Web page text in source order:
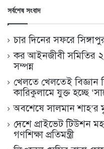
সর্বশেষ সংবাদ
চার দিনের সফরে সিঙ্গাপুর
কর আইনজীবী সমিতির ২
সম্পন্ন
খেলতে খেলতেই বিজ্ঞান
কারিকুলামে যুক্ত হচ্ছে
অবশেষে সালমান
দেশে প্রাইভেট টিউশন
গণশিক্ষা প্রতিমন্ত্রী